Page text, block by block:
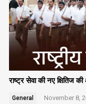
राष्ट्र सेवा की नए क्षितिज
General November 8,